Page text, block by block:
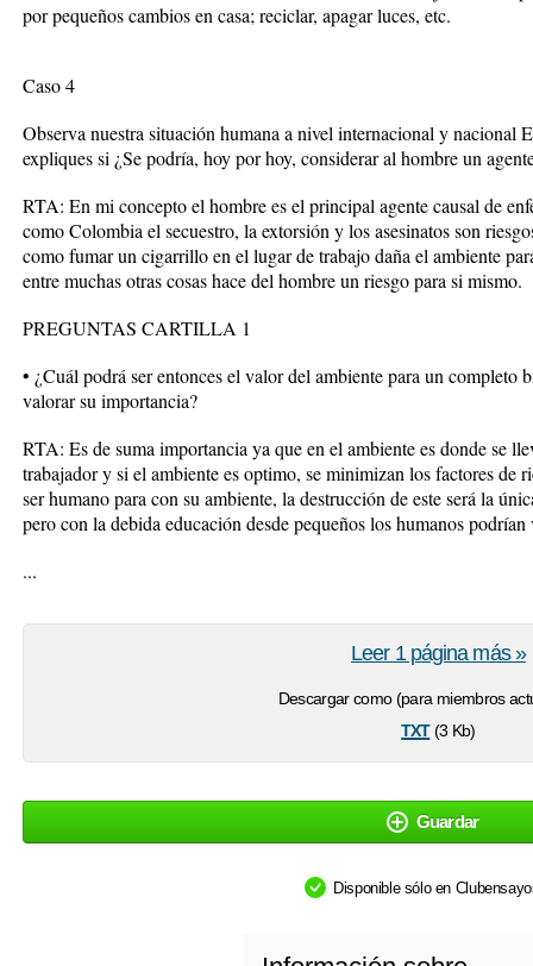
por pequeños cambios en casa; reciclar, apagar luces, etc.
Caso 4
Observa nuestra situación humana a nivel internacional y nacional
expliques si ¿Se podría, hoy por hoy, considerar al hombre un
RTA: En mi concepto el hombre es el principal agente causal de
como Colombia el secuestro, la extorsión y los asesinatos son
como fumar un cigarrillo en el lugar de trabajo daña el ambiente
entre muchas otras cosas hace del hombre un riesgo para si mismo.
PREGUNTAS CARTILLA 1
• ¿Cuál podrá ser entonces el valor del ambiente para un completo
valorar su importancia?
RTA: Es de suma importancia ya que en el ambiente es donde se
trabajador y si el ambiente es optimo, se minimizan los factores de
ser humano para con su ambiente, la destrucción de este será la
pero con la debida educación desde pequeños los humanos
...
Descargar como (para miembros
txt(3 Kb)
Leer 1 página más »
Guardar
Disponible sólo en